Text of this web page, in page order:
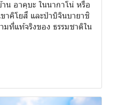
น อาคุบะ ในนากาโน่ หรือ
าคิโยสึ และป่าบิจินบายาชิ
มที่แท้จริงของ ธรรมชาติใน